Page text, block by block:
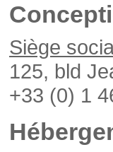
Siège
125, bld
+33 (0) 1